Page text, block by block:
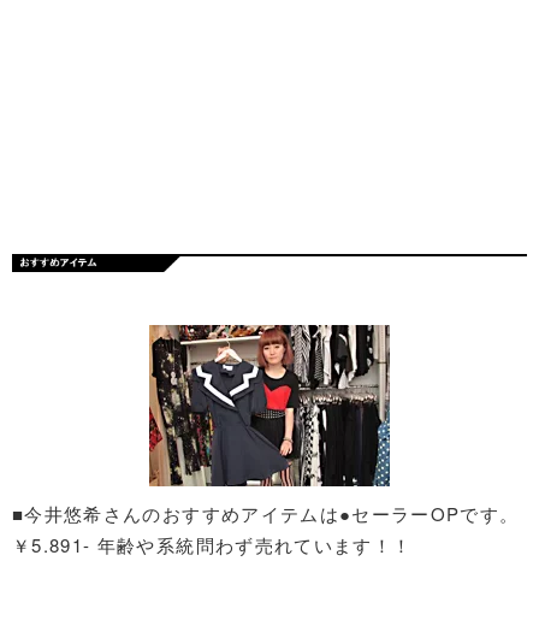
■今井悠希さんのおすすめアイテムは●セーラーOPです。
￥5.891- 年齢や系統問わず売れています！！